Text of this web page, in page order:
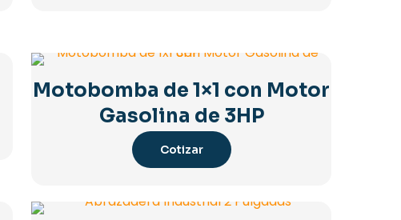
Motobomba de 1×1 con Motor
Gasolina de 3HP
Cotizar